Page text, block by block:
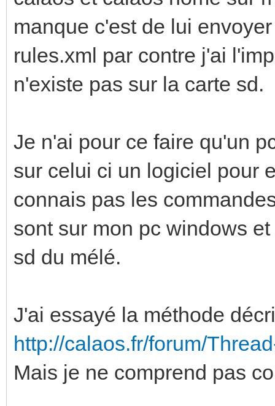
manque c'est de lui
rules.xml par contre j'ai
n'existe pas sur la carte sd.
Je n'ai pour ce faire qu'un
sur celui ci un logiciel pour
connais pas les
sont sur mon pc windows
sd du mélé.
J'ai essayé la méthode
http://calaos.fr/forum/
Mais je ne comprend pas